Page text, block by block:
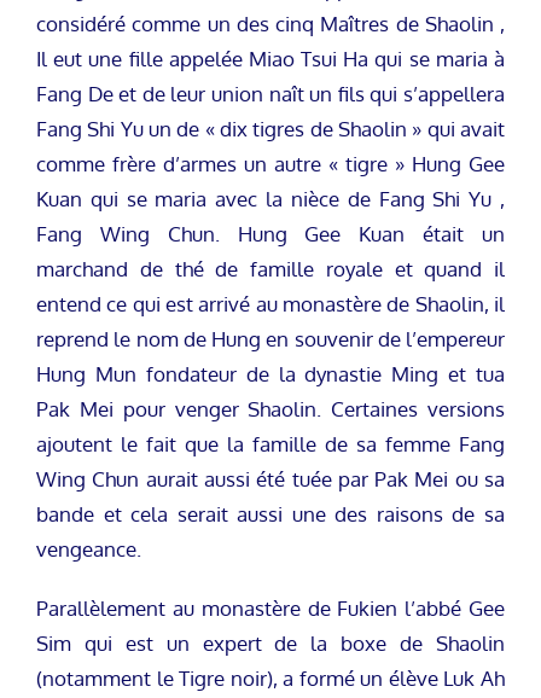
considéré comme un des cinq Maîtres de Shaolin ,
Il eut une fille appelée Miao Tsui Ha qui se maria à
Fang De et de leur union naît un fils qui s’appellera
Fang Shi Yu un de « dix tigres de Shaolin » qui avait
comme frère d’armes un autre « tigre » Hung Gee
Kuan qui se maria avec la nièce de Fang Shi Yu ,
Fang Wing Chun. Hung Gee Kuan était un
marchand de thé de famille royale et quand il
entend ce qui est arrivé au monastère de Shaolin, il
reprend le nom de Hung en souvenir de l’empereur
Hung Mun fondateur de la dynastie Ming et tua
Pak Mei pour venger Shaolin. Certaines versions
ajoutent le fait que la famille de sa femme Fang
Wing Chun aurait aussi été tuée par Pak Mei ou sa
bande et cela serait aussi une des raisons de sa
vengeance.
Parallèlement au monastère de Fukien l’abbé Gee
Sim qui est un expert de la boxe de Shaolin
(notamment le Tigre noir), a formé un élève Luk Ah